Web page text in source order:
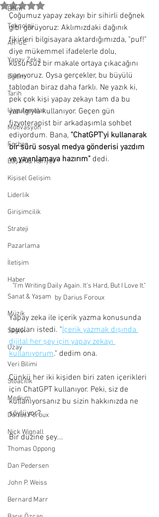
Bilim
Teknoloji
AR-GE
Yapay Zeka
Eğitim
Tarih
Uygulamalar
Motivasyon
Forbes
Başarı & Kariyer
Kişisel Gelişim
Liderlik
Girişimcilik
Strateji
Pazarlama
İletişim
Haber
Sanat & Yaşam
Müzik
Sağlık
Uzay
Veri Bilimi
Stoacılık
Medium
Darius Foroux
Nick Wignall
Thomas Oppong
Dan Pedersen
John P. Weiss
Bernard Marr
Rated NaN out of 5 stars.
Çoğumuz yapay zekayı bir sihirli değnek
gibi görüyoruz: Aklımızdaki dağınık
fikirleri bilgisayara aktardığımızda, "puf!"
diye mükemmel ifadelerle dolu,
kusursuz bir makale ortaya çıkacağını
sanıyoruz. Oysa gerçekler, bu büyülü
tablodan biraz daha farklı. Ne yazık ki,
pek çok kişi yapay zekayı tam da bu
yanılgıyla kullanıyor. Geçen gün
fizyoterapist bir arkadaşımla sohbet
ediyordum. Bana, "ChatGPT'yi kullanarak
bir sürü sosyal medya gönderisi yazdım
ve yayınlamaya hazırım" dedi.
"I’m Writing Daily Again. It’s Hard, But I Love It."
by Darius Foroux
Yapay zeka ile içerik yazma konusunda
ipuçları istedi. "İçerik yazmak dışında
dijital her şey için yapay zekayı
kullanıyorum." dedim ona.
Çünkü her iki kişiden biri zaten içerikleri
için ChatGPT kullanıyor. Peki, siz de
kullanıyorsanız bu sizin hakkınızda ne
söylüyor?
Bir düzine şey...